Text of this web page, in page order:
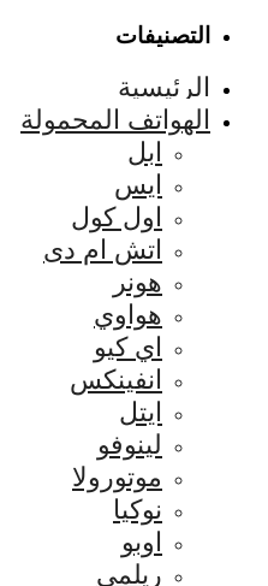
التصنيفات
الرئيسية
الهواتف المحمولة
ابل
ايس
اول كول
اتش ام دى
هونر
هواوي
اي كيو
انفينكس
ايتل
لينوفو
موتورولا
نوكيا
اوبو
ريلمي